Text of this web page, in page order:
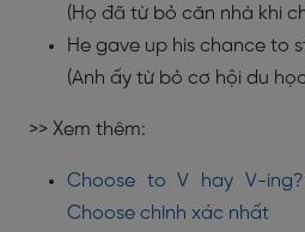
(Họ đã từ bỏ căn nhà khi
He gave up his chance to
(Anh ấy từ bỏ cơ hội du
>> Xem thêm:
Choose to V hay V-
Choose chính xác nhất